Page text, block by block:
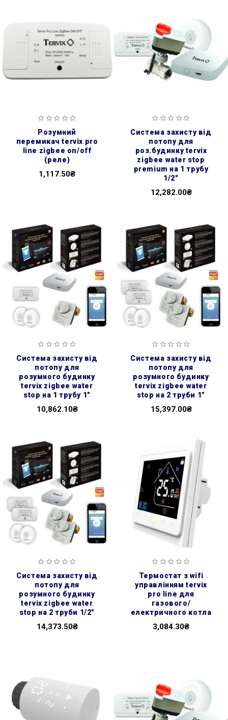
розумний
перемикач tervix pro
line zigbee on/off
(реле)
1,117.50₴
система захисту від
потопу для
роз.будинку tervix
zigbee water stop
premium на 1 трубу
1/2"
12,282.00₴
система захисту від
потопу для
розумного будинку
tervix zigbee water
stop на 1 трубу 1"
10,862.10₴
система захисту від
потопу для
розумного будинку
tervix zigbee water
stop на 2 труби 1"
15,397.00₴
система захисту від
потопу для
розумного будинку
tervix zigbee water
stop на 2 труби 1/2"
14,373.50₴
термостат з wifi
управлінням tervix
pro line для
газового/
електричного котла
3,084.30₴